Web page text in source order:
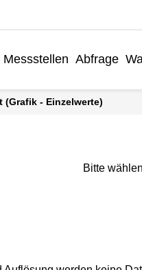
Messstellen Abfrage
- Einzelwerte)
Bitte